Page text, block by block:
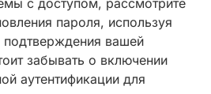
пароля, используя
вашей
забывать о включении
аутентификации для